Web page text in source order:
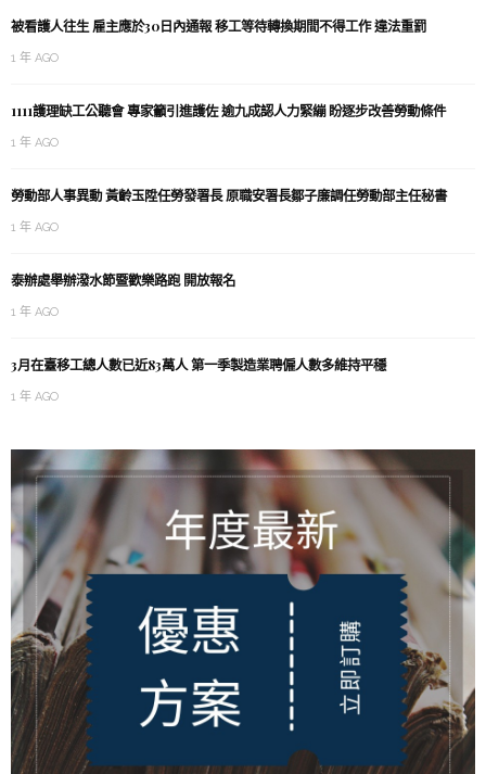
被看護人往生 雇主應於30日內通報 移工等待轉換期間不得工作 違法重罰
1 年 AGO
1111護理缺工公聽會 專家籲引進護佐 逾九成認人力緊繃 盼逐步改善勞動條件
1 年 AGO
勞動部人事異動 黃齡玉陞任勞發署長 原職安署長鄒子廉調任勞動部主任秘書
1 年 AGO
泰辦處舉辦潑水節暨歡樂路跑 開放報名
1 年 AGO
3月在臺移工總人數已近83萬人 第一季製造業聘僱人數多維持平穩
1 年 AGO